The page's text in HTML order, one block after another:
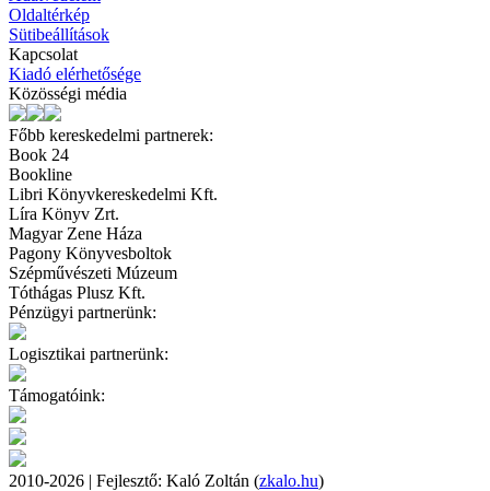
Oldaltérkép
Sütibeállítások
Kapcsolat
Kiadó elérhetősége
Közösségi média
Főbb kereskedelmi partnerek:
Book 24
Bookline
Libri Könyvkereskedelmi Kft.
Líra Könyv Zrt.
Magyar Zene Háza
Pagony Könyvesboltok
Szépművészeti Múzeum
Tóthágas Plusz Kft.
Pénzügyi partnerünk:
Logisztikai partnerünk:
Támogatóink:
2010-2026 | Fejlesztő: Kaló Zoltán (zkalo.hu)